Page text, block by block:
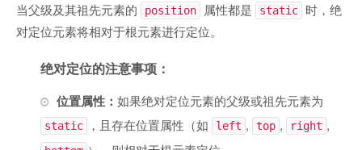
当父级及其祖先元素的
position 属性都是 static
时，绝
对定位元素将相对于根元素进行定位。
绝对定位的注意事项：
位置属性： 如果绝对定位元素的父级或祖先元素为
static ，且存在位置属性（如 left , top , right ,